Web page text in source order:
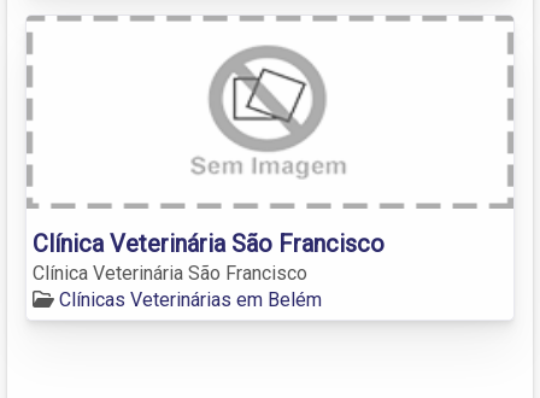
Clínica Veterinária São Francisco
Clínica Veterinária São Francisco
Clínicas Veterinárias em Belém